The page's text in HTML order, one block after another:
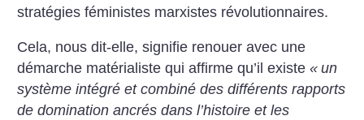
stratégies féministes marxistes révolutionnaires.
Cela, nous dit-elle, signifie renouer avec une
démarche matérialiste qui affirme qu’il existe« un
système intégré et combiné des différents rapports
de domination ancrés dans l’histoire et les